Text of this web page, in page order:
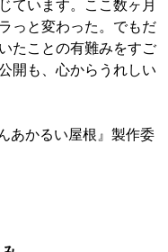
ています。ここ数ヶ月
っと変わった。でもだ
たことの有難みをすご
開も、心からうれしい
あかるい屋根』製作委